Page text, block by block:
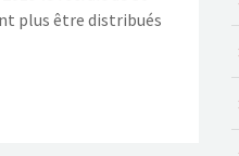
plus être distribués